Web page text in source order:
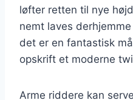
løfter retten til nye
nemt laves
det er en fantastisk
opskrift et moderne
Arme riddere kan